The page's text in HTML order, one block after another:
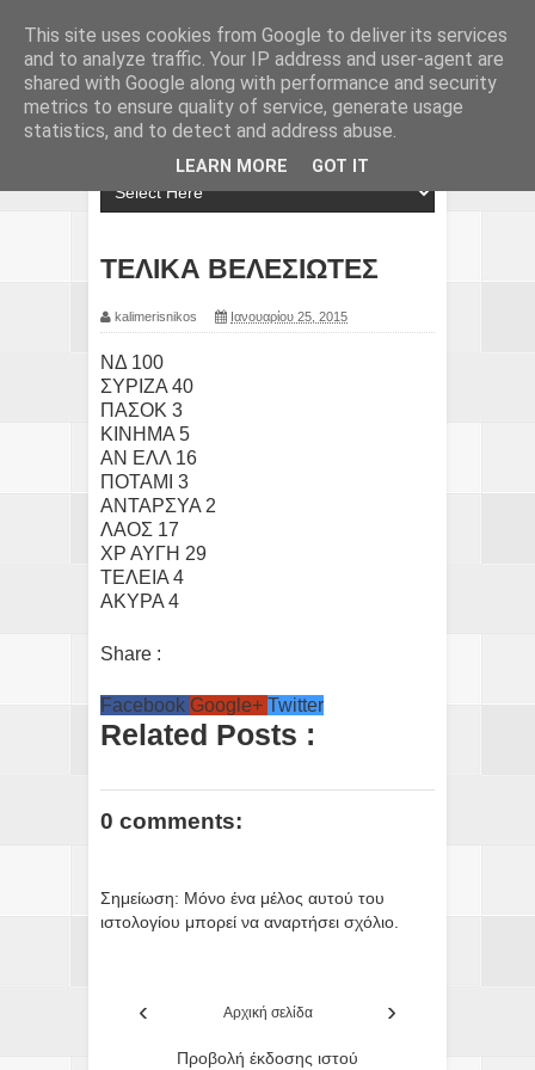
ΤΕΛΙΚΑ ΒΕΛΕΣΙΩΤΕΣ
kalimerisnikos Ιανουαρίου 25, 2015
ΝΔ 100
ΣΥΡΙΖΑ 40
ΠΑΣΟΚ 3
ΚΙΝΗΜΑ 5
ΑΝ ΕΛΛ 16
ΠΟΤΑΜΙ 3
ΑΝΤΑΡΣΥΑ 2
ΛΑΟΣ 17
ΧΡ ΑΥΓΗ 29
ΤΕΛΕΙΑ 4
ΑΚΥΡΑ 4
Share :
Facebook Google+ Twitter
Related Posts :
0 comments:
Σημείωση: Μόνο ένα μέλος αυτού του
ιστολογίου μπορεί να αναρτήσει σχόλιο.
‹ ›
Αρχική σελίδα
Προβολή έκδοσης ιστού
This site uses cookies from Google to deliver its services
and to analyze traffic. Your IP address and user-agent are
shared with Google along with performance and security
metrics to ensure quality of service, generate usage
statistics, and to detect and address abuse.
LEARN MORE GOT IT